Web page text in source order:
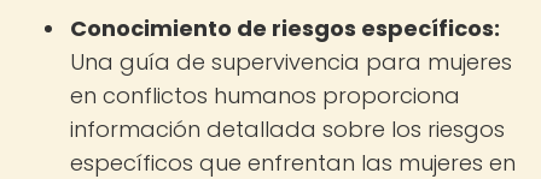
Conocimiento de riesgos específicos:
Una guía de supervivencia para mujeres
en conflictos humanos proporciona
información detallada sobre los riesgos
específicos que enfrentan las mujeres en